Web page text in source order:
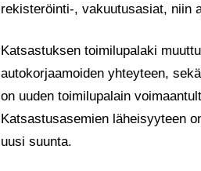
rekisteröinti-, vakuutusasiat, niin
Katsastuksen toimilupalaki
autokorjaamoiden yhteyteen,
on uuden toimilupalain
Katsastusasemien läheisyyteen
uusi suunta.